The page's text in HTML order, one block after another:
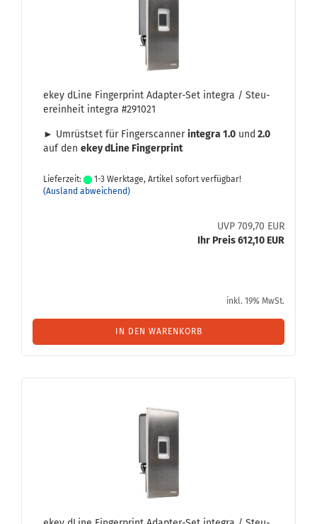
ekey dLine Fin­ger­print Adapter-​​Set in­te­gra / Steu­
er­ein­heit in­te­gra #291021
► Um­rüst­set für Fin­ger­scan­nerin­te­gra 1.0 und 2.0
auf den ekey dLine Fin­ger­print
Lieferzeit:
1-3 Werktage, Artikel sofort verfügbar!
(Ausland abweichend)
UVP 709,70 EUR
Ihr Preis 612,10 EUR
inkl. 19% MwSt.
IN DEN WARENKORB